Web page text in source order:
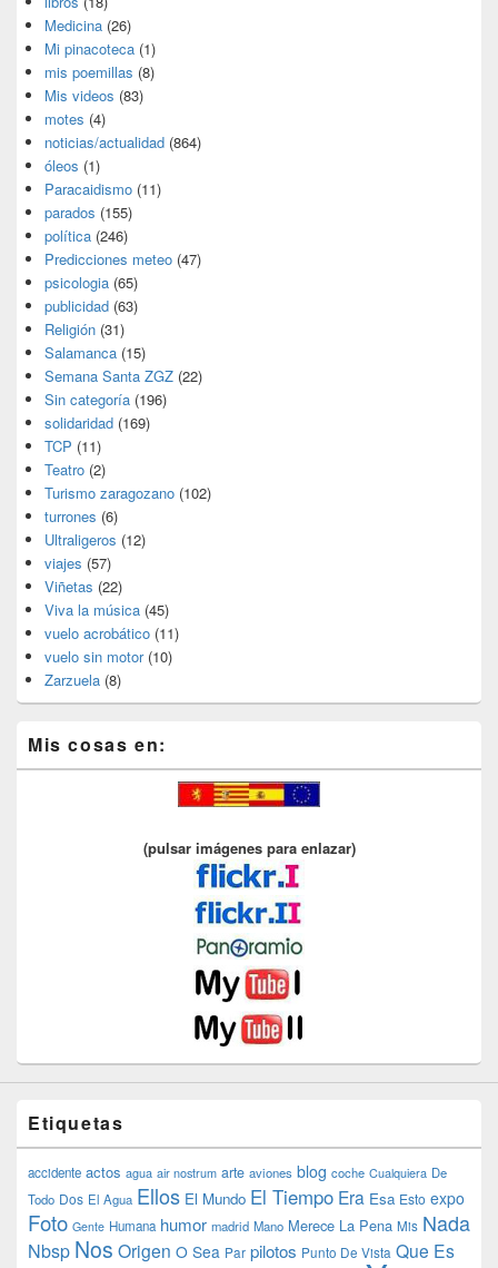
Medicina (26)
Mi pinacoteca (1)
mis poemillas (8)
Mis videos (83)
motes (4)
noticias/actualidad (864)
óleos (1)
Paracaidismo (11)
parados (155)
política (246)
Predicciones meteo (47)
psicologia (65)
publicidad (63)
Religión (31)
Salamanca (15)
Semana Santa ZGZ (22)
Sin categoría (196)
solidaridad (169)
TCP (11)
Teatro (2)
Turismo zaragozano (102)
turrones (6)
Ultraligeros (12)
viajes (57)
Viñetas (22)
Viva la música (45)
vuelo acrobático (11)
vuelo sin motor(10)
Zarzuela (8)
Mis cosas en:
(pulsar imágenes para enlazar)
Etiquetas
accidente actos agua air nostrum arte aviones blog coche Cualquiera De
Todo Dos El Agua Ellos El Mundo El Tiempo Era Esa Esto expo
Foto Gente Humana humor madrid Mano Merece La Pena Mis Nada
Nbsp Nos Origen O Sea Par pilotos Punto De Vista Que Es